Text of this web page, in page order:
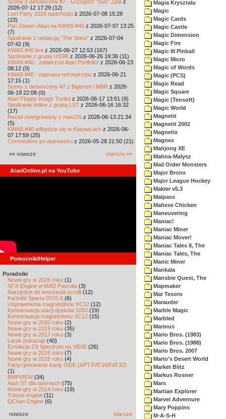
Sceny z demosceny #7 - Grzegorz "Sun" Żyła z
2026-07-12 17:29 (12)
Lost Party 2026 nadchodzi z 2026-07-08 15:28
(23)
Pan Zenon i Atari na KWAS #40 z 2026-07-07 13:25
(7)
Spotkanie z redakcją "The Voice" z 2026-07-04
07:42 (9)
KWAS #40 live z 2026-06-27 12:53 (167)
Spotkanie z grupą USSR z 2026-06-26 19:36 (11)
KWAS #40 - zabierzcie Atari Portfolio! z 2026-06-23
08:12 (0)
KWAS #40 - naprawa retrosprzętu z 2026-06-21
17:15 (1)
Sceny z demosceny #7 z Bigerem i MBR z 2026-
06-19 22:08 (0)
Atari Floppy Image Toolkit z 2026-06-17 13:51 (9)
Spotkanie online z grupą LST z 2026-06-16 16:32
(17)
Recoil zintegrowany z macOS z 2026-06-13 21:34
(5)
KWAS #40 odbędzie się w Katowicach z 2026-06-
07 17:59 (25)
Commodore po atarowsku z 2026-05-28 21:50 (21)
«« nowsze starsze »»
AtariOnline.pl na YouTube
Pomocnik/Helper
Poradniki
Nowe gry w 2026 roku (1)
SFX-Engine w MAD Pascalu (3)
Narzędzie do tworzenia scrolli (12)
Kartridż Sparta DOS X (6)
Usprawnienia magnetofonu XC12 (12)
Konserwacja stacji dysków 1050 (19)
Konserwacja magnetofonu XC12 (15)
Nowe gry w 2020 roku (2)
Nowe gry w 2019 roku (35)
Nowe gry w 2017 roku (3)
Larek pokazuje (40)
Emulacja ZX Spectrum na VBXE (26)
Nowe gry w 2016 roku (7)
Nowe gry w 2015 roku (4)
Partycjonowanie karty SIDE (APT/FAT16/FAT32)
(1)
BMPVIEW(34)
Atari ST dla opornych (75)
Nowe gry w 2014 roku (19)
Tritone engine (11)
QChan Engine (6)
nowsze starsze
Magia Krysztalu
Magic
Magic Cards
Magic Castle
Magic Dimension
Magic Fire
Magic III Pinball
Magic Micro
Magic of Words
Magic (PCS)
Magic Read
Magic Square
Magic (Tensoft)
Magic World
Magnetit
Magnetit 2002
Magnetix
Magnex
Mahjong XE
Mahna-Malysz
Mail Order Monsters
Major Bronx
Major League Hockey
Makler v5.3
Malpass
Maltese Chicken
Maneuvering
Maniac!
Maniac Miner
Maniac Mover!
Maniac Tales II, The
Maniac Tales, The
Manic Miner
Mankala
Mansbie Quest, The
Mapmaker
Mar Tesoro
Marauder
Marble Magic
Marbled
Marinus
Mario Bros. (1983)
Mario Bros. (1988)
Mario Bros. 2007
Mario's Desert World
Market Blitz
Markus Rosner
Mars
Martian Explorer
Marvel Adventure
Mary Poppins
M-A-S-H